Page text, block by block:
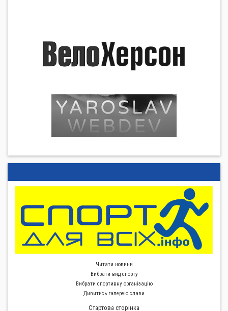
Читати новини
Вибрати вид спорту
Вибрати спортивну органiзацiю
Дивитись галерею слави
Стартова сторiнка